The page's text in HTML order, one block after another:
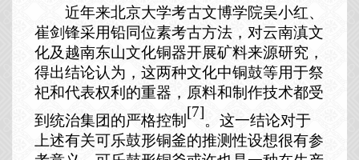
近年来北京大学考古文博学院吴小红、
崔剑锋采用铅同位素考古方法，对云南滇文
化及越南东山文化铜器开展矿料来源研究，
得出结论认为，这两种文化中铜鼓等用于祭
祀和代表权利的重器，原料和制作技术都受
到统治集团的严格控制 [7]。这一结论对于
上述有关可乐鼓形铜釜的推测性设想很有参